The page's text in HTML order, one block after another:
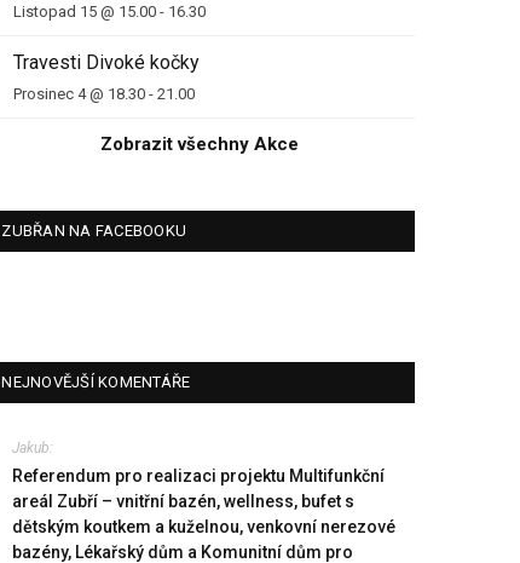
Listopad 15 @ 15.00 - 16.30
Travesti Divoké kočky
Prosinec 4 @ 18.30 -21.00
Zobrazit všechny Akce
ZUBŘAN NA FACEBOOKU
NEJNOVĚJŠÍ KOMENTÁŘE
Jakub:
Referendum pro realizaci projektu Multifunkční
areál Zubří – vnitřní bazén, wellness, bufet s
dětským koutkem a kuželnou, venkovní nerezové
bazény, Lékařský dům a Komunitní dům pro